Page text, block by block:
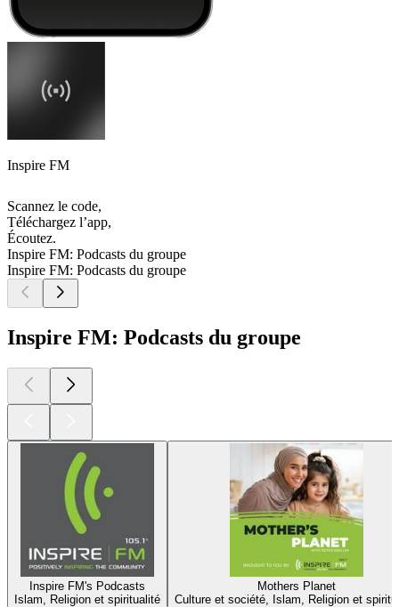
Inspire FM
Scannez le code,
Téléchargez l’app,
Écoutez.
Inspire FM: Podcasts du groupe
Inspire FM: Podcasts du groupe
Inspire FM: Podcasts du groupe
Inspire FM's Podcasts
Islam, Religion et spiritualité
Mothers Planet
Culture et société, Islam, Religion et